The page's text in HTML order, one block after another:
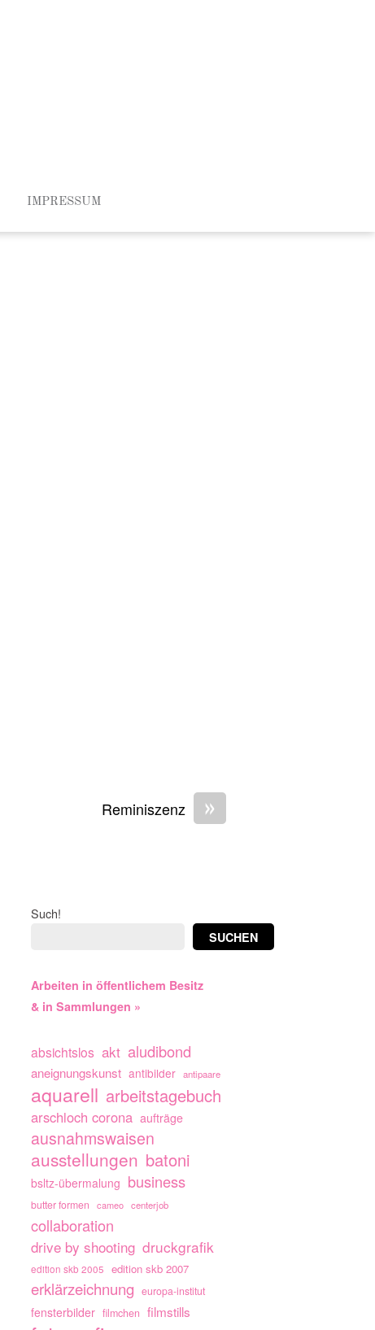
IMPRESSUM
»
Reminiszenz
Such!
SUCHEN
Arbeiten in öffentlichem Besitz
& in Sammlungen »
absichtslos akt aludibond
aneignungskunst antibilder antipaare
aquarell arbeitstagebuch
arschloch corona aufträge
ausnahmswaisen
ausstellungen batoni
bsltz-übermalung business
butter formen cameo centerjob
collaboration
drive by shooting druckgrafik
edition skb 2005 edition skb 2007
erklärzeichnung europa-institut
fensterbilder filmchen filmstills